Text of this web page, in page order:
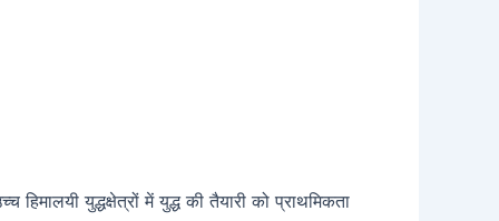
युद्धक्षेत्रों में युद्ध की तैयारी को प्राथमिकता